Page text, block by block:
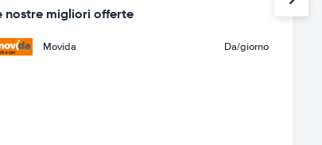
nostre migliori offerte
Movida Da/giorno